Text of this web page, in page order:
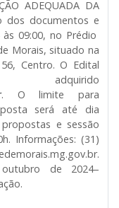
ADEQUADA DA
dos documentos e
09:00, no Prédio
Morais, situado na
Centro. O Edital
. O limite para
será até dia
e sessão
Informações: (31)
de 2024–